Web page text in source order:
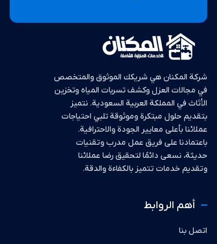
شركة المكنان هي شريكك الموثوق والمتخصص
في مجالات العزل وكشف تسربات المياه وتخزين
الأثاث في المملكة العربية السعودية. نتميز
بتقديم حلول مبتكرة وموثوقة تلبي احتياجات
عملائنا بأعلى معايير الجودة والاحترافية.
باعتمادنا على فريق عمل مدرب وتقنيات
حديثة، نسعى دائمًا لتحقيق رضا عملائنا
وتقديم خدمات تتميز بالكفاءة والدقة.
أهم الروابط
اتصل بنا